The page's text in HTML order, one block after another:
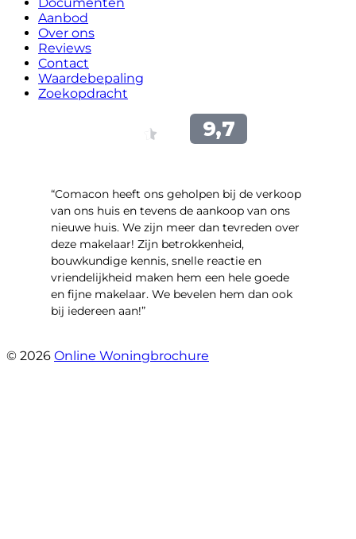
Aanbod
Over ons
Reviews
Contact
Waardebepaling
Zoekopdracht
“Comacon heeft ons geholpen bij de verkoop
van ons huis en tevens de aankoop van ons
nieuwe huis. We zijn meer dan tevreden over
deze makelaar! Zijn betrokkenheid,
bouwkundige kennis, snelle reactie en
vriendelijkheid maken hem een hele goede
en fijne makelaar. We bevelen hem dan ook
bij iedereen aan!”
© 2026 Online Woningbrochure